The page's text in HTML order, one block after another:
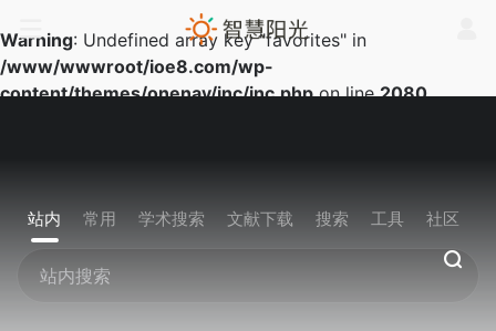
Warning: Undefined array key "favorites" in
/www/wwwroot/ioe8.com/wp-
content/themes/onenav/inc/inc.phpon line2080
站内 常用 学术搜索 文献下载 搜索 工具 社区